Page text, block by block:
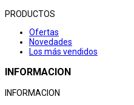
PRODUCTOS
Ofertas
Novedades
Los más vendidos
INFORMACION
INFORMACION